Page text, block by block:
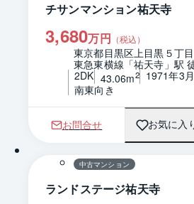
チサンマンション祐天寺
3,680万円 （税込）
東京都目黒区上目黒５丁目
東急東横線「祐天寺」駅
2DK 43.06m2 1971年3
南東向き
お問合せ お気に入
1 / 0
中古マンション
ランドステージ祐天寺